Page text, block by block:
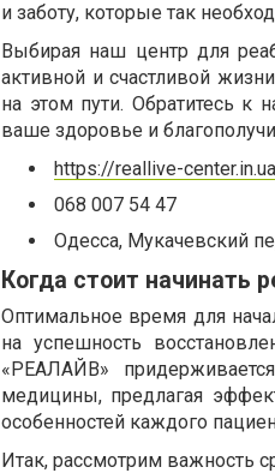
и заботу, которые так
Выбирая наш центр для
активной и счастливой
на этом пути. Обратитесь
ваше здоровье и
https://reallive-
068 007 54 47
Одесса, Мукачевский
Когда стоит начинать
Оптимальное время для
на успешность
«РЕАЛАЙВ»
медицины, предлагая
особенностей каждого
Итак, рассмотрим важность